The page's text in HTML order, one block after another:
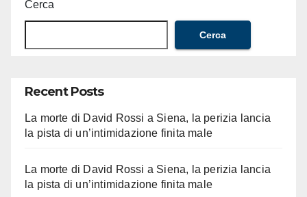
Cerca
Cerca
Recent Posts
La morte di David Rossi a Siena, la perizia lancia
la pista di un’intimidazione finita male
La morte di David Rossi a Siena, la perizia lancia
la pista di un’intimidazione finita male